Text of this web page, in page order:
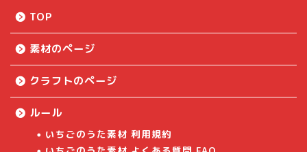
TOP
素材のページ
クラフトのページ
ルール
いちごのうた素材 利用規約